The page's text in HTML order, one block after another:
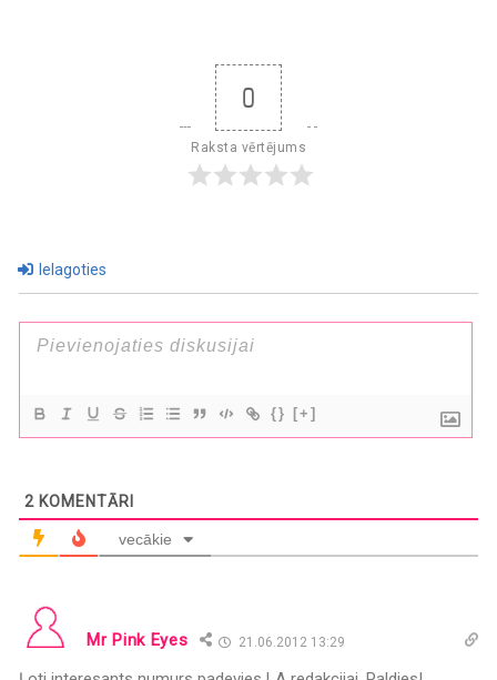
0
Raksta vērtējums
Ielagoties
{} [+]
2 KOMENTĀRI
vecākie
Mr Pink Eyes 21.06.2012 13:29